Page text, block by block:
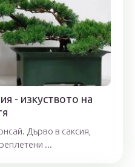
- изкуството на
Дърво в саксия,
...